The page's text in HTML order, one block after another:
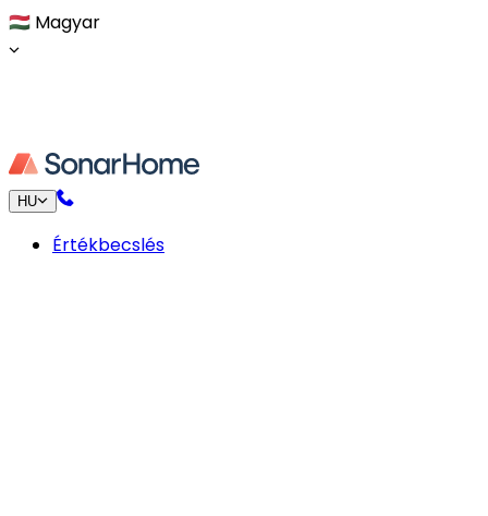
🇭🇺 Magyar
HU
Értékbecslés